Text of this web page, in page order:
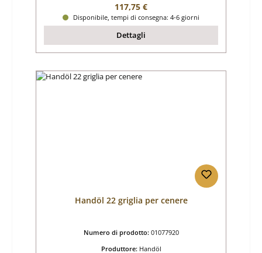
Prezzo normale:
117,75 €
Disponibile, tempi di consegna: 4-6 giorni
Dettagli
Handöl 22 griglia per cenere
Numero di prodotto: 01077920
Produttore: Handöl